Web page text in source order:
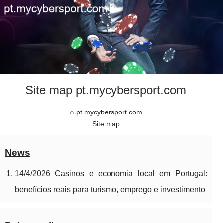
Site map pt.mycybersport.com
pt.mycybersport.com
Site map
News
14/4/2026Casinos e economia local em Portugal:
benefícios reais para turismo, emprego e investimento